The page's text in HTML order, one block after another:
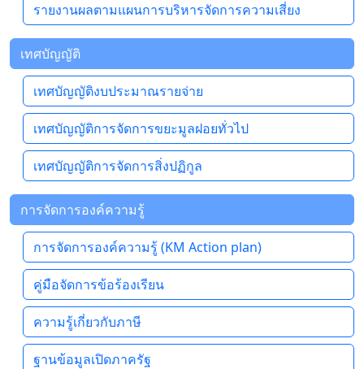
รายงานผลตามแผนการบริหารจัดการความเสี่ยง
เทศบัญญัติ
เทศบัญญัติงบประมาณรายจ่าย
เทศบัญญัติการจัดการขยะมูลฝอยทั่วไป
เทศบัญญัติการจัดการสิ่งปฏิกูล
การจัดการองค์ความรู้
การจัดการองค์ความรู้ (KM Action plan)
คู่มือจัดการข้อร้องเรียน
ความรู้เกี่ยวกับภาษี
ฐานข้อมูลเปิดภาครัฐ